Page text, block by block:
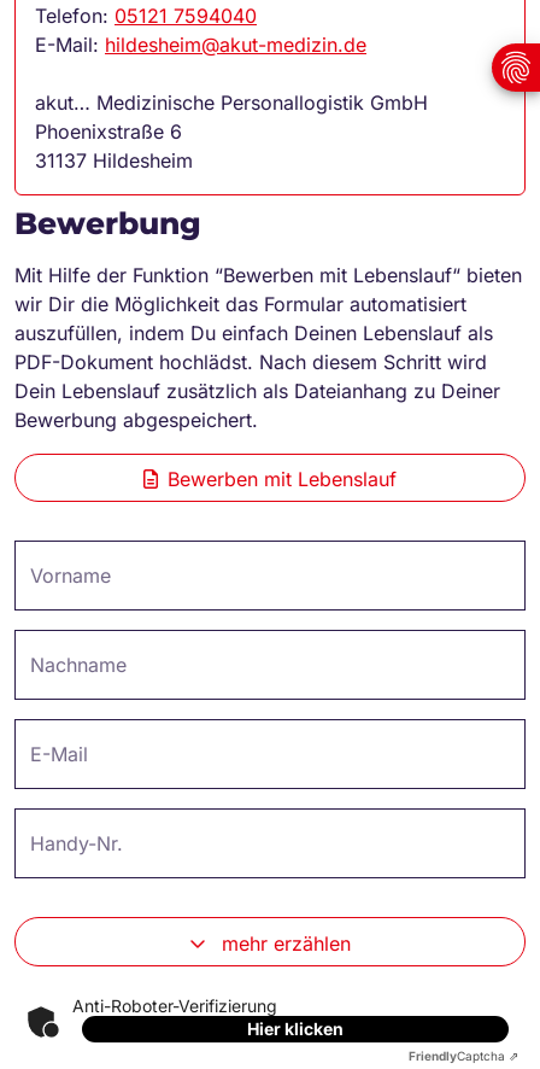
Telefon: 05121 7594040
E-Mail: hildesheim@akut-medizin.de
akut… Medizinische Personallogistik GmbH
Phoenixstraße 6
31137 Hildesheim
Bewerbung
Mit Hilfe der Funktion “Bewerben mit Lebenslauf“ bieten
wir Dir die Möglichkeit das Formular automatisiert
auszufüllen, indem Du einfach Deinen Lebenslauf als
PDF-Dokument hochlädst. Nach diesem Schritt wird
Dein Lebenslauf zusätzlich als Dateianhang zu Deiner
Bewerbung abgespeichert.
Bewerben mit Lebenslauf
Vorname
Nachname
E-Mail
Handy-Nr.
mehr erzählen
Anti-Roboter-Verifizierung
Hier klicken
FriendlyCaptcha ⇗